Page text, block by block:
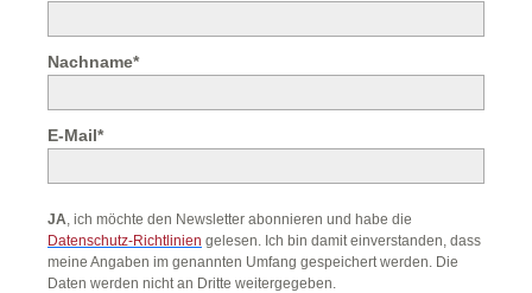
Nachname*
E-Mail*
JA, ich möchte den Newsletter abonnieren und habe die
Datenschutz-Richtlinien gelesen. Ich bin damit einverstanden, dass
meine Angaben im genannten Umfang gespeichert werden. Die
Daten werden nicht an Dritte weitergegeben.